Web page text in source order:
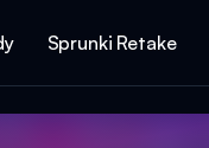
Sprunki Retake